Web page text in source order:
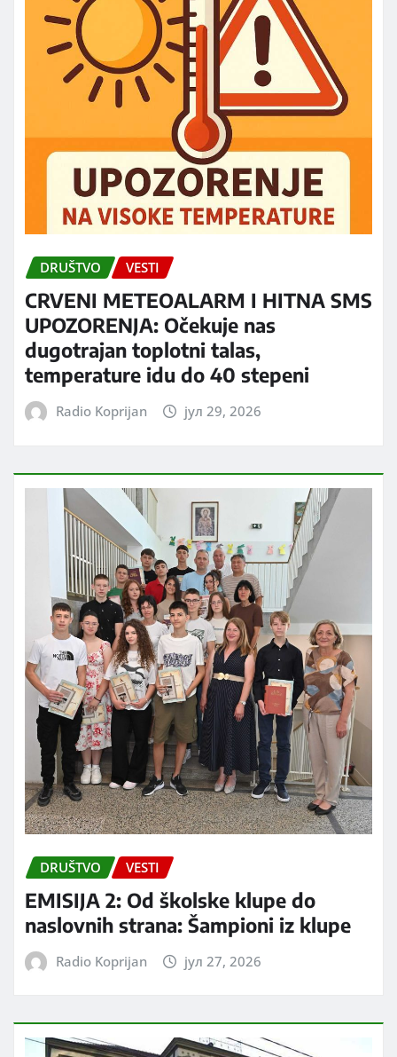
DRUŠTVO VESTI
CRVENI METEOALARM I HITNA SMS
UPOZORENJA: Očekuje nas
dugotrajan toplotni talas,
temperature idu do 40 stepeni
Radio Koprijan јул 29, 2026
DRUŠTVO VESTI
EMISIJA 2: Od školske klupe do
naslovnih strana: Šampioni iz klupe
Radio Koprijan јул 27, 2026